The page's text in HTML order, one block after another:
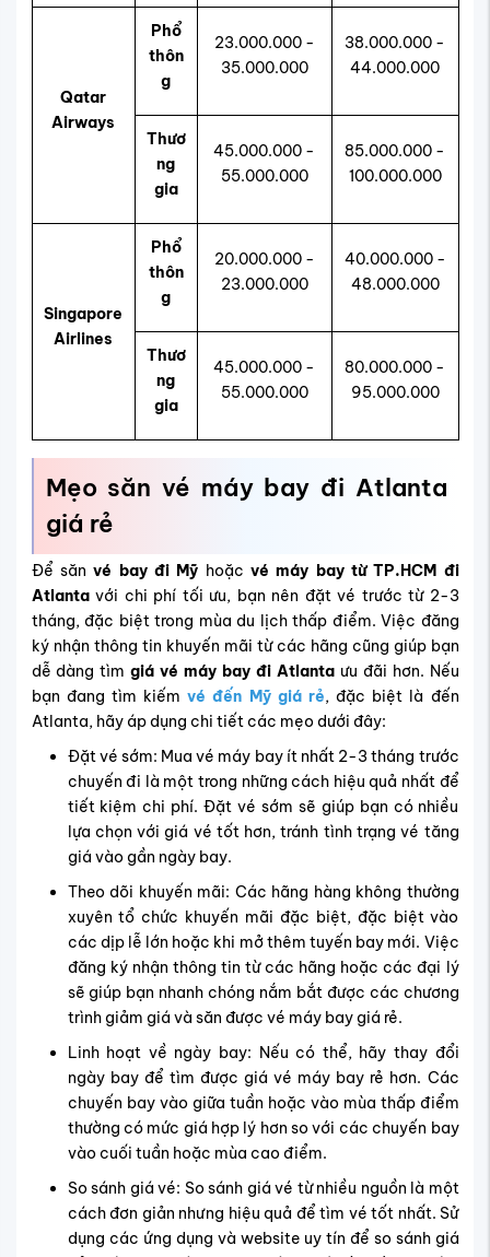
Qatar
Airways
Phổ
thôn
g
23.000.000 -
35.000.000
38.000.000 -
44.000.000
Thươ
ng
gia
45.000.000 -
55.000.000
85.000.000 -
100.000.000
Singapore
Airlines
Phổ
thôn
g
20.000.000 -
23.000.000
40.000.000 -
48.000.000
Thươ
ng
gia
45.000.000 -
55.000.000
80.000.000 -
95.000.000
Mẹo săn vé máy bay đi Atlanta
giá rẻ
Để sănvé bay đi Mỹ hoặc vé máy bay từ TP.HCM đi
Atlantavới chi phí tối ưu, bạn nên đặt vé trước từ 2-3
tháng, đặc biệt trong mùa du lịch thấp điểm. Việc đăng
ký nhận thông tin khuyến mãi từ các hãng cũng giúp bạn
dễ dàng tìmgiá vé máy bay đi Atlantaưu đãi hơn. Nếu
bạn đang tìm kiếmvé đến Mỹ giá rẻ, đặc biệt là đến
Atlanta, hãy áp dụng chi tiết các mẹo dưới đây:
Đặt vé sớm: Mua vé máy bay ít nhất 2-3 tháng trước
chuyến đi là một trong những cách hiệu quả nhất để
tiết kiệm chi phí. Đặt vé sớm sẽ giúp bạn có nhiều
lựa chọn với giá vé tốt hơn, tránh tình trạng vé tăng
giá vào gần ngày bay.
Theo dõi khuyến mãi: Các hãng hàng không thường
xuyên tổ chức khuyến mãi đặc biệt, đặc biệt vào
các dịp lễ lớn hoặc khi mở thêm tuyến bay mới. Việc
đăng ký nhận thông tin từ các hãng hoặc các đại lý
sẽ giúp bạn nhanh chóng nắm bắt được các chương
trình giảm giá và săn được vé máy bay giá rẻ.
Linh hoạt về ngày bay: Nếu có thể, hãy thay đổi
ngày bay để tìm được giá vé máy bay rẻ hơn. Các
chuyến bay vào giữa tuần hoặc vào mùa thấp điểm
thường có mức giá hợp lý hơn so với các chuyến bay
vào cuối tuần hoặc mùa cao điểm.
So sánh giá vé: So sánh giá vé từ nhiều nguồn là một
cách đơn giản nhưng hiệu quả để tìm vé tốt nhất. Sử
dụng các ứng dụng và website uy tín để so sánh giá